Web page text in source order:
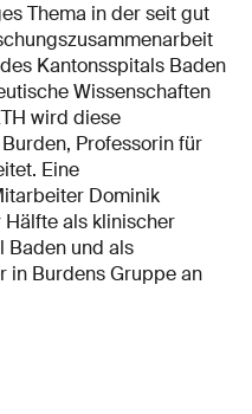
Thema in der seit gut
Kantonsspitals Baden
Wissenschaften
wird diese
Professorin für
Eine
Dominik
als klinischer
Baden und als
in Burdens Gruppe an